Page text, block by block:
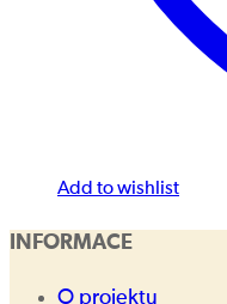
Add to wishlist
INFORMACE
O projektu